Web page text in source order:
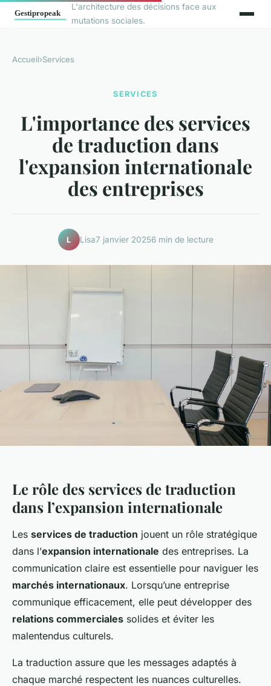
L'architecture des décisions face aux
mutations sociales.
Accueil›Services
SERVICES
L'importance des services
de traduction dans
l'expansion internationale
des entreprises
L Lisa7 janvier 20256 min de lecture
Le rôle des services de traduction
dans l’expansion internationale
Les services de traduction jouent un rôle stratégique
dans l’expansion internationale des entreprises. La
communication claire est essentielle pour naviguer les
marchés internationaux. Lorsqu’une entreprise
communique efficacement, elle peut développer des
relations commerciales solides et éviter les
malentendus culturels.
La traduction assure que les messages adaptés à
chaque marché respectent les nuances culturelles.